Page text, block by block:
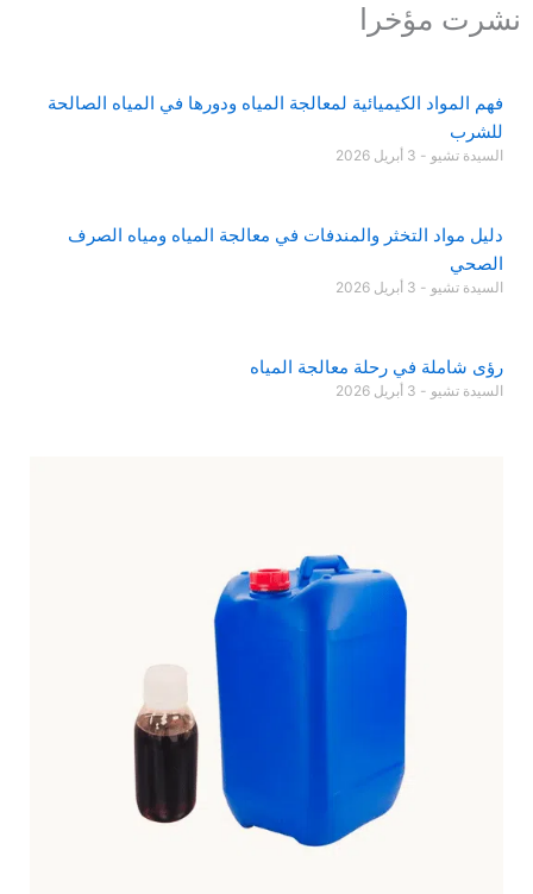
نشرت مؤخرا
فهم المواد الكيميائية لمعالجة المياه ودورها في المياه الصالحة
للشرب
السيدة تشيو
دليل مواد التخثر والمندفات في معالجة المياه ومياه الصرف
الصحي
السيدة تشيو
رؤى شاملة في رحلة معالجة المياه
السيدة تشيو